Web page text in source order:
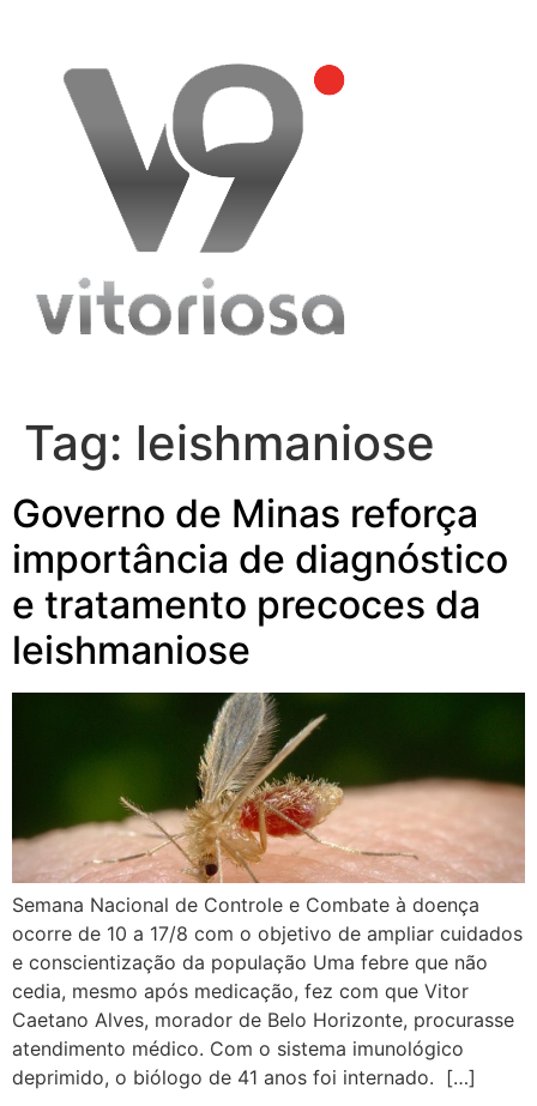
content
Tag: leishmaniose
Governo de Minas reforça
importância de diagnóstico
e tratamento precoces da
leishmaniose
Semana Nacional de Controle e Combate à doença
ocorre de 10 a 17/8 com o objetivo de ampliar cuidados
e conscientização da população Uma febre que não
cedia, mesmo após medicação, fez com que Vitor
Caetano Alves, morador de Belo Horizonte, procurasse
atendimento médico. Com o sistema imunológico
deprimido, o biólogo de 41 anos foi internado. […]